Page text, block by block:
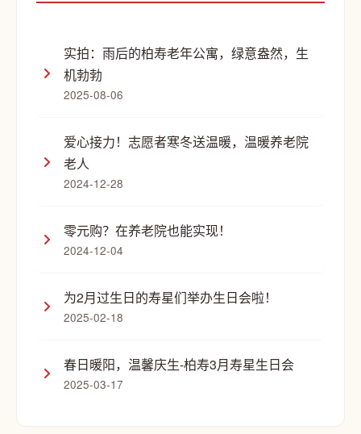
实拍：雨后的柏寿老年公寓，绿意盎然，生
机勃勃
2025-08-06
爱心接力！志愿者寒冬送温暖，温暖养老院
老人
2024-12-28
零元购？在养老院也能实现！
2024-12-04
为2月过生日的寿星们举办生日会啦！
2025-02-18
春日暖阳，温馨庆生-柏寿3月寿星生日会
2025-03-17